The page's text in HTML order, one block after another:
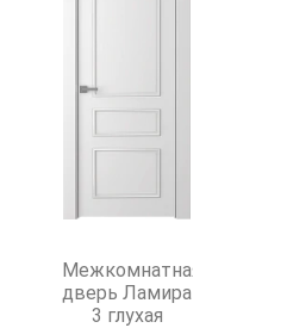
Межкомнатная
дверь Ламира
3 глухая